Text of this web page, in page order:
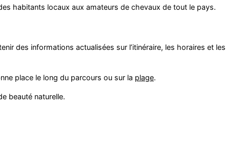
habitants locaux aux amateurs de chevaux de tout le pays.
des informations actualisées sur l’itinéraire, les horaires et les
place le long du parcours ou sur la plage.
beauté naturelle.